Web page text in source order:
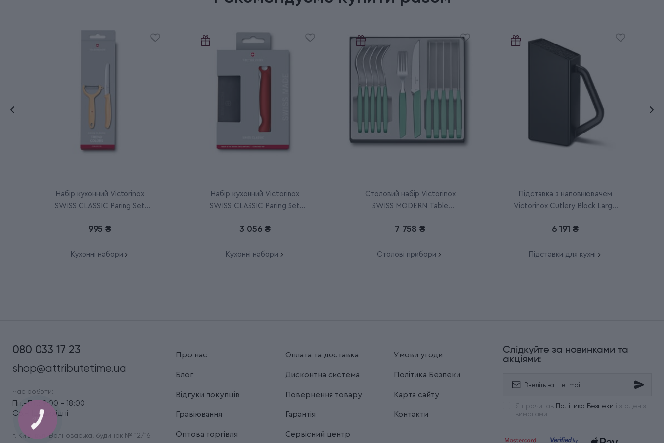
Набір кухонний Victorinox
SWISS CLASSIC Paring Set
995 ₴
Кухонні набори
Набір кухонний Victorinox
SWISS CLASSIC Paring Set
3 056 ₴
Кухонні набори
Столовий набір Victorinox
SWISS MODERN Table
7 758 ₴
Столові прибори
Підставка з наповнювачем
Victorinox Cutlery Block Large
6 191 ₴
Підставки для кухні
080 033 17 23
shop@attributetime.ua
Час роботи:
Пн.-Пт.: 9:00 - 18:00
Сб.-Нд.: вихідні
г. Київ, вул. Волноваська, будинок № 12/16
Про нас
Блог
Відгуки покупців
Гравіювання
Оптова торгівля
Оплата та доставка
Дисконтна система
Повернення товару
Гарантія
Сервісний центр
Умови угоди
Політика Безпеки
Карта сайту
Контакти
Слідкуйте за новинками та
акціями:
Я прочитав Політика Безпеки і згоден з
вимогами